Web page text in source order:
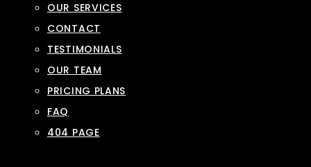
OUR SERVICES
CONTACT
TESTIMONIALS
OUR TEAM
PRICING PLANS
FAQ
404 PAGE